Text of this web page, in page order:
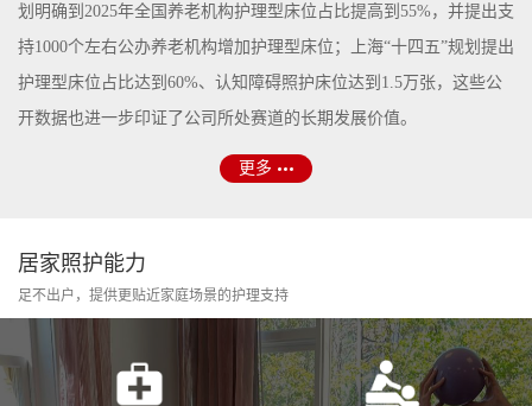
划明确到2025年全国养老机构护理型床位占比提高到55%，并提出支
持1000个左右公办养老机构增加护理型床位；上海“十四五”规划提出
护理型床位占比达到60%、认知障碍照护床位达到1.5万张，这些公
开数据也进一步印证了公司所处赛道的长期发展价值。
更多
居家照护能力
足不出户，提供更贴近家庭场景的护理支持